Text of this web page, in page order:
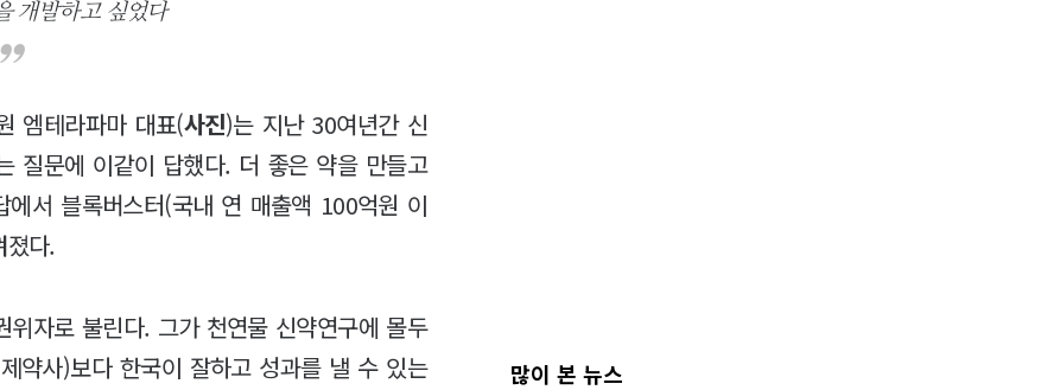
개발하고 싶었다
엠테라파마 대표(사진)는 지난 30여년간 신
질문에 이같이 답했다. 더 좋은 약을 만들고
서 블록버스터(국내 연 매출액 100억원 이
다.
자로 불린다. 그가 천연물 신약연구에 몰두
약사)보다 한국이 잘하고 성과를 낼 수 있는
많이 본 뉴스